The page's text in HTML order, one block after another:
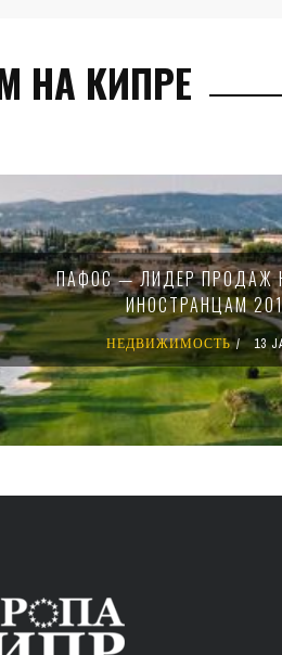
НА КИПРЕ
ПАФОС — ЛИДЕР ПРОДАЖ
ИНОСТРАНЦАМ
НЕДВИЖИМОСТЬ 13